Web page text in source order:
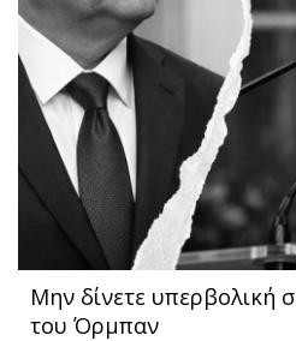
Μην δίνετε υπερβολική
του Όρμπαν